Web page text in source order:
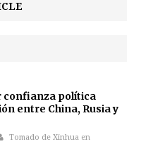
confianza política
entre China, Rusia y
Tomado de Xinhua en